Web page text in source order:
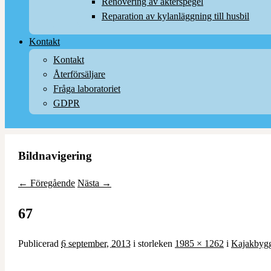
Reparation av kylanläggning till husbil
Kontakt
Kontakt
Återförsäljare
Fråga laboratoriet
GDPR
Bildnavigering
← Föregående Nästa →
67
Publicerad 6 september, 2013 i storleken 1985 × 1262 i